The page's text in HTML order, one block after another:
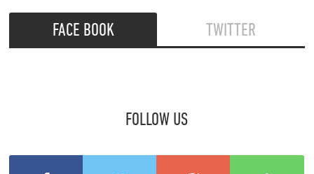
FACE BOOK TWITTER
FOLLOW US